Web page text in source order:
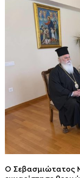
Ο Σεβασμιώτατος